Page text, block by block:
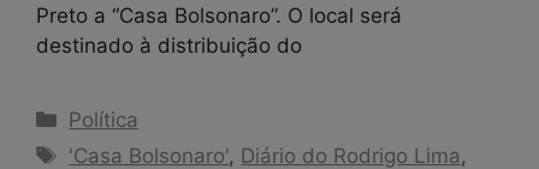
Preto a “Casa Bolsonaro”. O local será
destinado à distribuição do
Categorias
Política
Tags
'Casa Bolsonaro', Diário do Rodrigo Lima ,